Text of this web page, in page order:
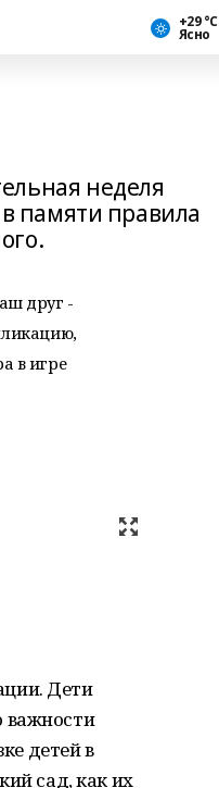
+29 °С
Ясно
неделя
памяти правила
друг -
в игре
Дети
важности
детей в
сад, как их